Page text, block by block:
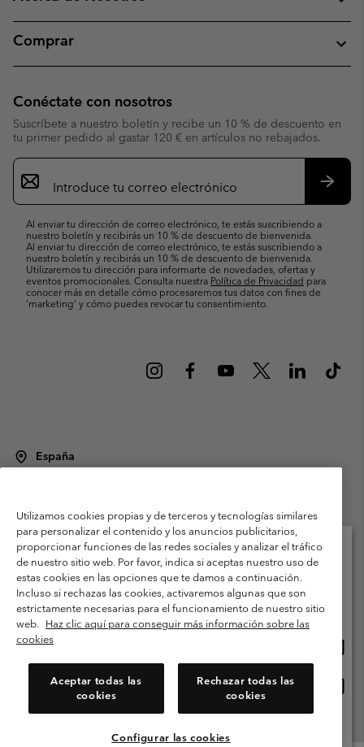
Comprar
Conéctate con nosotros
Suscríbete a nuestro boletín y recibe un 10 % de descuento en
tu primer pedido al gastar 120 € en artículos no rebajados.
Suscripción
de
correo
Al enviar tu dirección de correo electrónico, te estás suscribiendo a
nuestro boletín y recibirás un 10 % de descuento de bienvenida.
Al enviar tu dirección de correo electrónico, te estás suscribiendo a
nuestro boletín y recibirás un 10 % de descuento de bienvenida.
Utilizaremos tu dirección para informarte de novedades, ofertas y
eventos promocionales. Consulta nuestra Política de Privacidad para
conocer más en detalle cómo procesaremos tus datos con fines de
’marketing’ y cómo puedes revocar tu consentimiento.
España
Condiciones de uso
Terminos de Venta
Garantía
Política de Privacidad
Términos y condiciones del programa de miembros
Términos De Uso Del Contenido Generado Por Los Usuarios
Impressum
Cookies Public CBCR
Utilizamos cookies propias y de terceros y tecnologías similares
para personalizar el contenido y los anuncios publicitarios,
proporcionar funciones de las redes sociales y analizar el tráfico
de nuestro sitio web. Por favor, indica si aceptas nuestro uso de
estas cookies en las opciones que te damos a continuación.
Incluso si rechazas las cookies, activaremos algunas que son
estrictamente necesarias para el funcionamiento de nuestro sitio
web. Haz clic aquí para conseguir más información sobre las
cookies
Aceptar todas las
cookies
Rechazar todas las
cookies
Configurar las cookies
Selecciona tu país e idioma envío
Compras en línea disponibles
línea
España
Ver Todos Los Países